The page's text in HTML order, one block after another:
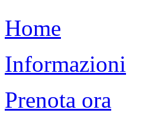
Home
Informazioni
Prenota ora